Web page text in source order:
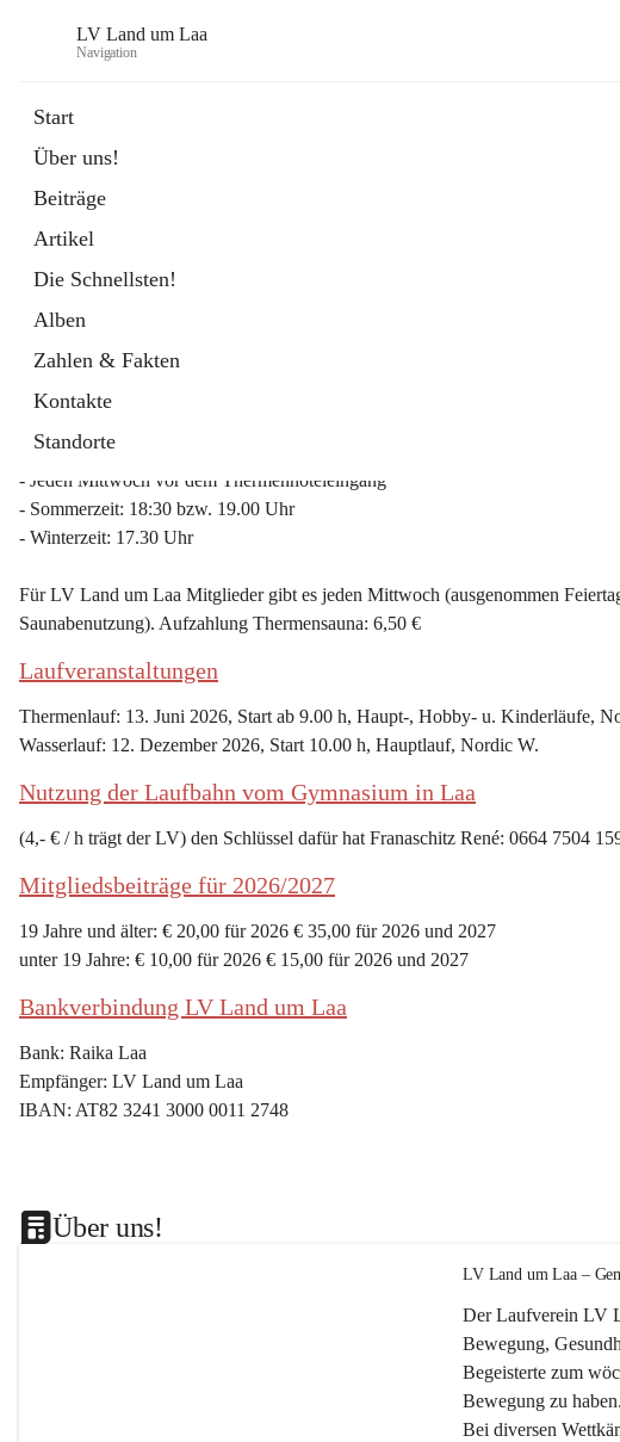
LV Land um Laa
Navigation
Start
Über uns!
Beiträge
Artikel
Die Schnellsten!
Alben
Zahlen & Fakten
Kontakte
Standorte
Mitgliederinfo 2026
Lauftreff
- Jeden Mittwoch vor dem Thermenhoteleingang
- Sommerzeit: 18:30 bzw. 19.00 Uhr
- Winterzeit: 17.30 Uhr
Für LV Land um Laa Mitglieder gibt es jeden Mittwoch (ausgenommen
Saunabenutzung). Aufzahlung Thermensauna: 6,50 €
Laufveranstaltungen
Thermenlauf: 13. Juni 2026, Start ab 9.00 h, Haupt-, Hobby- u. Kinderläufe,
Wasserlauf: 12. Dezember 2026, Start 10.00 h, Hauptlauf, Nordic W.
Nutzung der Laufbahn vom Gymnasium in Laa
(4,- € / h trägt der LV) den Schlüssel dafür hat Franaschitz René: 0664 7504
Mitgliedsbeiträge für 2026/2027
19 Jahre und älter: € 20,00 für 2026 € 35,00 für 2026 und 2027
unter 19 Jahre: € 10,00 für 2026 € 15,00 für 2026 und 2027
Bankverbindung LV Land um Laa
Bank: Raika Laa
Empfänger: LV Land um Laa
IBAN: AT82 3241 3000 0011 2748
Über uns!
LV Land um Laa –
Der Laufverein LV
Bewegung,
Begeisterte zum
Bewegung zu haben.
Bei diversen